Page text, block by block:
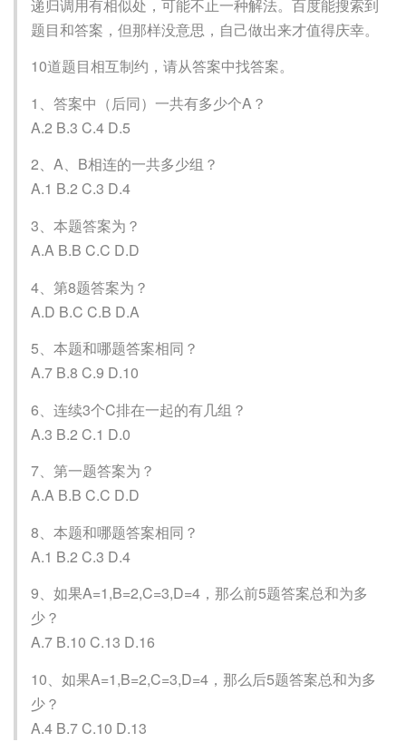
递归调用有相似处，可能不止一种解法。百度能搜索到
题目和答案，但那样没意思，自己做出来才值得庆幸。
10道题目相互制约，请从答案中找答案。
1、答案中（后同）一共有多少个A？
A.2 B.3 C.4 D.5
2、A、B相连的一共多少组？
A.1 B.2 C.3 D.4
3、本题答案为？
A.A B.B C.C D.D
4、第8题答案为？
A.D B.C C.B D.A
5、本题和哪题答案相同？
A.7 B.8 C.9 D.10
6、连续3个C排在一起的有几组？
A.3 B.2 C.1 D.0
7、第一题答案为？
A.A B.B C.C D.D
8、本题和哪题答案相同？
A.1 B.2 C.3 D.4
9、如果A=1,B=2,C=3,D=4，那么前5题答案总和为多
少？
A.7 B.10 C.13 D.16
10、如果A=1,B=2,C=3,D=4，那么后5题答案总和为多
少？
A.4 B.7 C.10 D.13